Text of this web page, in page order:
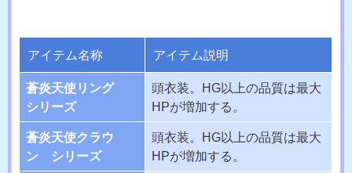
アイテム名称 アイテム説明
蒼炎天使リング
シリーズ
頭衣装。HG以上の品質は最大
HPが増加する。
蒼炎天使クラウ
ン シリーズ
頭衣装。HG以上の品質は最大
HPが増加する。